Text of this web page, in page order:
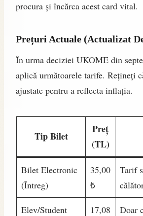
procura și încărca acest card vital.
Prețuri Actuale (Actualizat
În urma deciziei UKOME din
aplică următoarele tarife. Rețineți
ajustate pentru a reflecta inflația.
Tip Bilet
Preț
(TL)
Bilet Electronic
(Întreg)
35,00
₺
Tarif
Elev/Student
17,08
Doar